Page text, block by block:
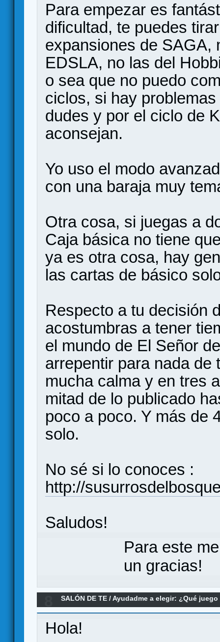
Para empezar es
dificultad, te puedes
expansiones de SAGA,
EDSLA, no las del
o sea que no puedo
ciclos, si hay
dudes y por el ciclo de
aconsejan.
Yo uso el modo
con una baraja muy
Otra cosa, si juegas a
Caja básica no tiene
ya es otra cosa, hay
las cartas de básico
Respecto a tu decisión
acostumbras a tener
el mundo de El Señor
arrepentir para nada de
mucha calma y en tres
mitad de lo publicado
poco a poco. Y más de
solo.
No sé si lo conoces :
http://
Saludos!
Para este
un gracias!
SALÓN DE TE /Ayudadme a elegir: ¿Qué
Hola!